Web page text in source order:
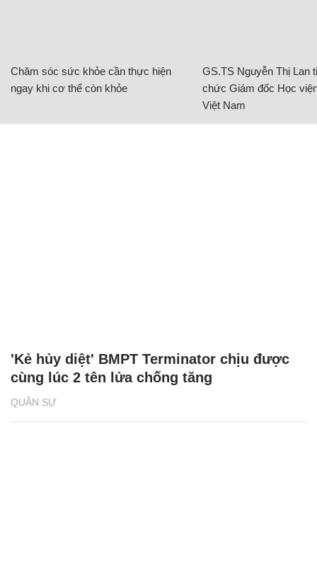
Chăm sóc sức khỏe cần thực hiện
ngay khi cơ thể còn khỏe
GS.TS Nguyễn Thị Lan
chức Giám đốc Học
Việt Nam
QUÂN SỰ
'Kẻ hủy diệt' BMPT Terminator chịu được
cùng lúc 2 tên lửa chống tăng